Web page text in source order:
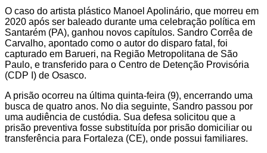
O caso do artista plástico Manoel Apolinário, que morreu em
2020 após ser baleado durante uma celebração política em
Santarém (PA), ganhou novos capítulos. Sandro Corrêa de
Carvalho, apontado como o autor do disparo fatal, foi
capturado em Barueri, na Região Metropolitana de São
Paulo, e transferido para o Centro de Detenção Provisória
(CDP I) de Osasco.
A prisão ocorreu na última quinta-feira (9), encerrando uma
busca de quatro anos. No dia seguinte, Sandro passou por
uma audiência de custódia. Sua defesa solicitou que a
prisão preventiva fosse substituída por prisão domiciliar ou
transferência para Fortaleza (CE), onde possui familiares.